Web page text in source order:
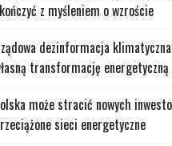
z myśleniem o wzroście
dezinformacja
transformację energetyczną
może stracić nowych
sieci energetyczne